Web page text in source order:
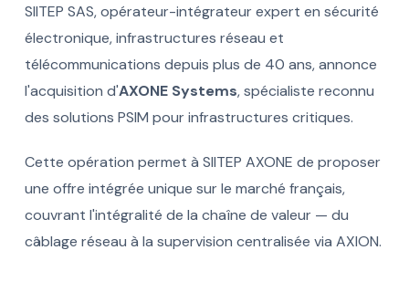
SIITEP SAS, opérateur-intégrateur expert en sécurité
électronique, infrastructures réseau et
télécommunications depuis plus de 40 ans, annonce
l'acquisition d'AXONE Systems, spécialiste reconnu
des solutions PSIM pour infrastructures critiques.
Cette opération permet à SIITEP AXONE de proposer
une offre intégrée unique sur le marché français,
couvrant l'intégralité de la chaîne de valeur — du
câblage réseau à la supervision centralisée via AXION.